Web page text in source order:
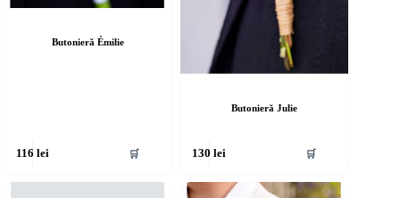
Butonieră Émilie
116 lei 🛒
Butonieră Julie
130lei 🛒